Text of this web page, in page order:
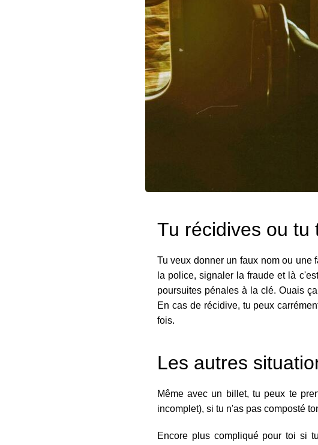
Tu récidives ou tu
Tu veux donner un faux nom ou une
la police, signaler la fraude et là
poursuites pénales à la clé. Ouais
En cas de récidive, tu peux
fois.
Les autres
Même avec un billet, tu peux te
incomplet), si tu n'as pas composté
Encore plus compliqué pour toi si